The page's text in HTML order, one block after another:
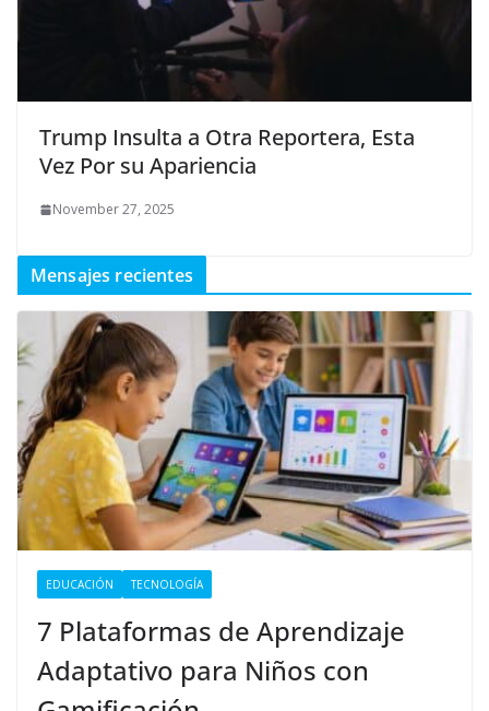
Trump Insulta a Otra Reportera, Esta
Vez Por su Apariencia
November 27, 2025
Mensajes recientes
EDUCACIÓN TECNOLOGÍA
7 Plataformas de Aprendizaje
Adaptativo para Niños con